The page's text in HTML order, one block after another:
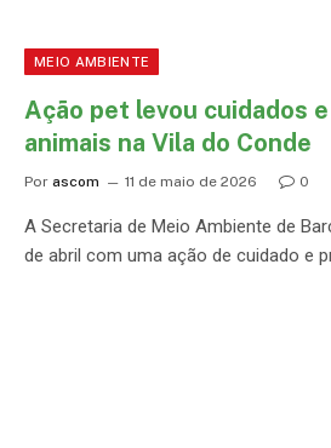
MEIO AMBIENTE
Ação pet levou cuidados
animais na Vila do Conde
Por ascom 11 de maio de 2026 0
A Secretaria de Meio Ambiente de
de abril com uma ação de cuidado e